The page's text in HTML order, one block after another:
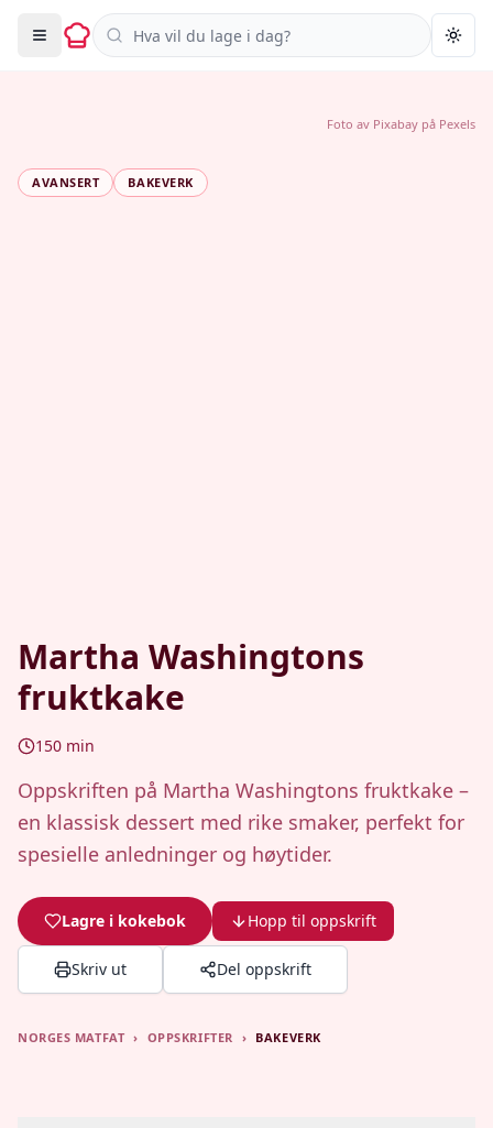
Søk i oppskrifter
AVANSERT BAKEVERK
Martha Washingtons
fruktkake
150 min
Oppskriften på Martha Washingtons fruktkake –
en klassisk dessert med rike smaker, perfekt for
spesielle anledninger og høytider.
Lagre i kokebok Hopp til oppskrift
Skriv ut Del oppskrift
Foto av Pixabay på Pexels
NORGES MATFAT › OPPSKRIFTER › BAKEVERK